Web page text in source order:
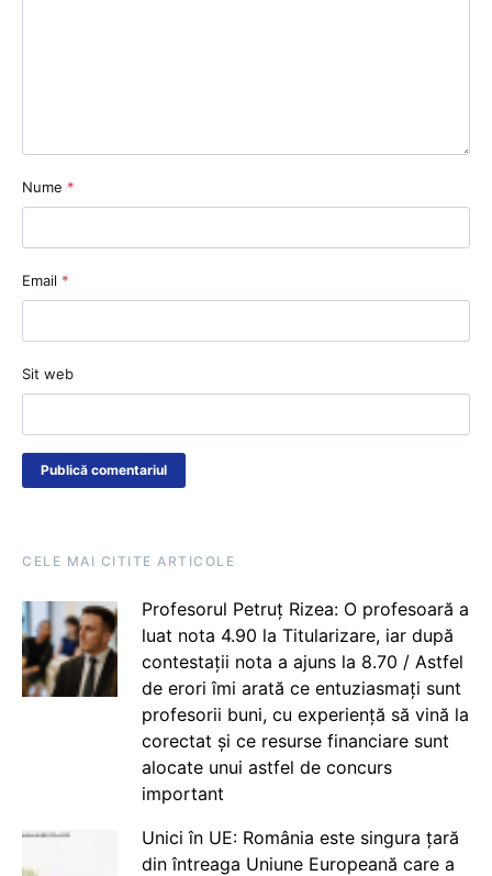
Nume *
Email *
Sit web
CELE MAI CITITE ARTICOLE
Profesorul Petruț Rizea: O profesoară a
luat nota 4.90 la Titularizare, iar după
contestații nota a ajuns la 8.70 / Astfel
de erori îmi arată ce entuziasmați sunt
profesorii buni, cu experiență să vină la
corectat și ce resurse financiare sunt
alocate unui astfel de concurs
important
Unici în UE: România este singura țară
din întreaga Uniune Europeană care a